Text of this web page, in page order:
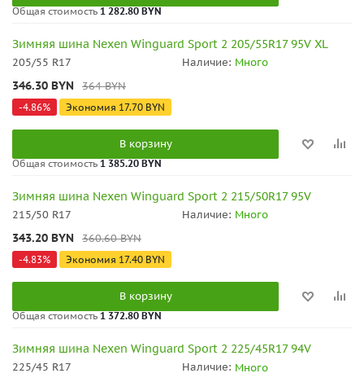
Общая стоимость 1 282.80 BYN
Зимняя шина Nexen Winguard Sport 2 205/55R17 95V XL
205/55 R17 Наличие: Много
346.30 BYN 364BYN
-4.86% Экономия 17.70 BYN
В корзину
Общая стоимость 1 385.20 BYN
Зимняя шина Nexen Winguard Sport 2 215/50R17 95V
215/50 R17 Наличие: Много
343.20 BYN 360.60BYN
-4.83% Экономия 17.40 BYN
В корзину
Общая стоимость 1 372.80 BYN
Зимняя шина Nexen Winguard Sport 2 225/45R17 94V
225/45 R17 Наличие: Много